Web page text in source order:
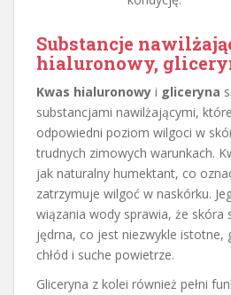
Substancje
hialuronowy,
Kwas hialuronowy i gliceryna
substancjami nawilżającymi,
odpowiedni poziom wilgoci w
trudnych zimowych warunkach.
jak naturalny humektant, co
zatrzymuje wilgoć w naskórku.
wiązania wody sprawia, że skóra
jędrna, co jest niezwykle istotne,
chłód i suche powietrze.
Gliceryna z kolei również pełni